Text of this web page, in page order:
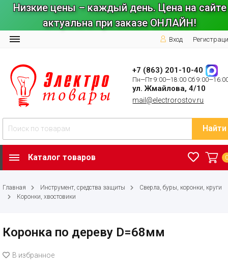
Низкие цены – каждый день. Цена на сайте
актуальна при заказе ОНЛАЙН!
Вход
+7 (863) 201-10-40
Пн—Пт 9:00—18:00 Сб
ул. Жмайлова, 4/10
mail@electrorostov.ru
Найти
Каталог товаров
Главная Инструмент, средства защиты
Сверла, буры, коронки, круги
Коронки, хвостовики
Коронка по дереву D=68мм
В избранное